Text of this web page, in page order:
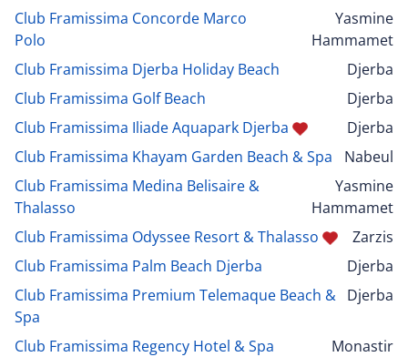
Club Framissima Concorde Marco
Polo
Yasmine
Hammamet
Club Framissima Djerba Holiday Beach
Djerba
Club Framissima Golf Beach
Djerba
Club Framissima Iliade Aquapark Djerba
Djerba
Club Framissima Khayam Garden Beach & Spa
Nabeul
Club Framissima Medina Belisaire &
Thalasso
Yasmine
Hammamet
Club Framissima Odyssee Resort & Thalasso
Zarzis
Club Framissima Palm Beach Djerba
Djerba
Club Framissima Premium Telemaque Beach &
Spa
Djerba
Club Framissima Regency Hotel & Spa
Monastir